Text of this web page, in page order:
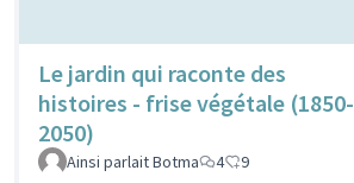
Le jardin qui raconte des
histoires - frise végétale (1850-
2050)
Ainsi parlait Botma 4 9